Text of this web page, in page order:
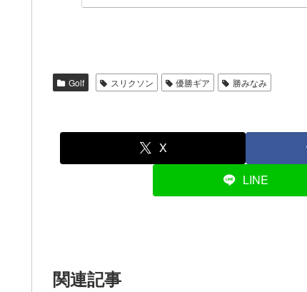
Golf スリクソン 優勝ギア 勝みなみ
X
LINE
関連記事